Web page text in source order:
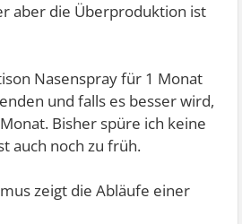
aber die Überproduktion ist
Nasenspray für 1 Monat
und falls es besser wird,
Bisher spüre ich keine
auch noch zu früh.
zeigt die Abläufe einer